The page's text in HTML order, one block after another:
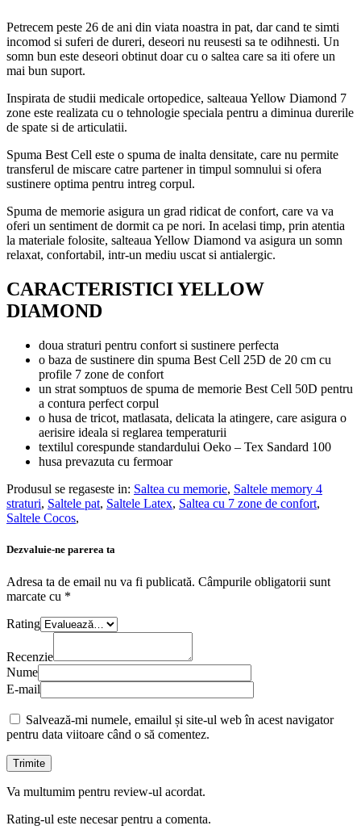
Petrecem peste 26 de ani din viata noastra in pat, dar cand te simti
incomod si suferi de dureri, deseori nu reusesti sa te odihnesti. Un
somn bun este deseori obtinut doar cu o saltea care sa iti ofere un
mai bun suport.
Inspirata de studii medicale ortopedice, salteaua Yellow Diamond 7
zone este realizata cu o tehnologie speciala pentru a diminua durerile
de spate si de articulatii.
Spuma Best Cell este o spuma de inalta densitate, care nu permite
transferul de miscare catre partener in timpul somnului si ofera
sustinere optima pentru intreg corpul.
Spuma de memorie asigura un grad ridicat de confort, care va va
oferi un sentiment de dormit ca pe nori. In acelasi timp, prin atentia
la materiale folosite, salteaua Yellow Diamond va asigura un somn
relaxat, confortabil, intr-un mediu uscat si antialergic.
CARACTERISTICI YELLOW
DIAMOND
doua straturi pentru confort si sustinere perfecta
o baza de sustinere din spuma Best Cell 25D de 20 cm cu
profile 7 zone de confort
un strat somptuos de spuma de memorie Best Cell 50D pentru
a contura perfect corpul
o husa de tricot, matlasata, delicata la atingere, care asigura o
aerisire ideala si reglarea temperaturii
textilul corespunde standardului Oeko – Tex Sandard 100
husa prevazuta cu fermoar
Produsul se regaseste in: Saltea cu memorie, Saltele memory 4
straturi, Saltele pat, Saltele Latex, Saltea cu 7 zone de confort,
Saltele Cocos,
Dezvaluie-ne parerea ta
Adresa ta de email nu va fi publicată. Câmpurile obligatorii sunt
marcate cu *
Rating
Recenzie
Nume
E-mail
Salvează-mi numele, emailul și site-ul web în acest navigator
pentru data viitoare când o să comentez.
Va multumim pentru review-ul acordat.
Rating-ul este necesar pentru a comenta.